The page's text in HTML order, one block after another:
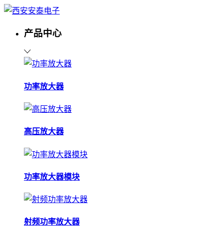
产品中心
功率放大器
高压放大器
功率放大器模块
射频功率放大器